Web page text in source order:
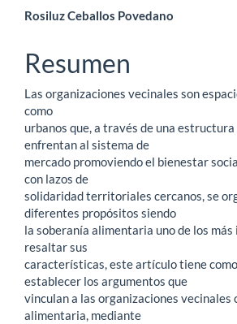
Contenido
principal
del
artículo
Rosiluz Ceballos Povedano
Resumen
Las organizaciones vecinales son
como
urbanos que, a través de una
enfrentan al sistema de
mercado promoviendo el bienestar
con lazos de
solidaridad territoriales cercanos, se
diferentes propósitos siendo
la soberanía alimentaria uno de los
resaltar sus
características, este artículo tiene
establecer los argumentos que
vinculan a las organizaciones vecinales
alimentaria, mediante